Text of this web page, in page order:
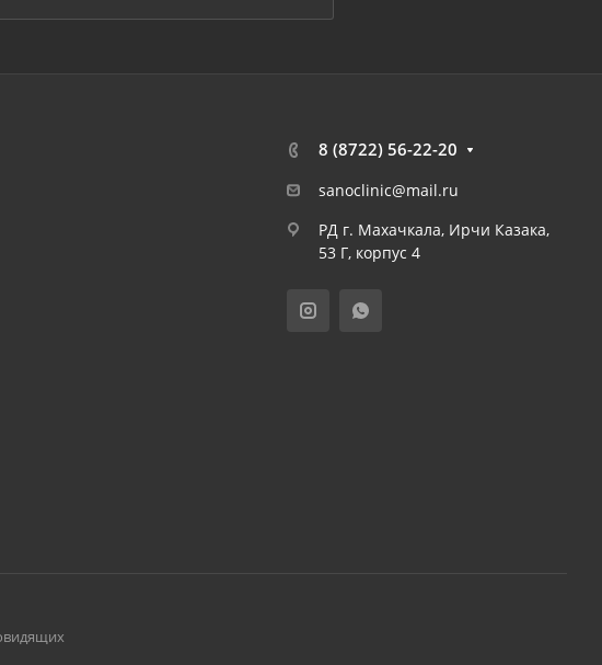
8 (8722) 56-22-20
sanoclinic@mail.ru
РД г. Махачкала, Ирчи Казака,
53 Г, корпус 4